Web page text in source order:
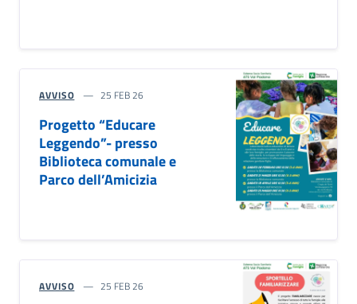
AVVISO 25 FEB 26
Progetto “Educare
Leggendo”- presso
Biblioteca comunale e
Parco dell’Amicizia
AVVISO 25 FEB 26